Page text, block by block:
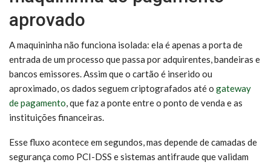
aprovado
A maquininha não funciona isolada: ela é apenas a porta de
entrada de um processo que passa por adquirentes, bandeiras e
bancos emissores. Assim que o cartão é inserido ou
aproximado, os dados seguem criptografados até o gateway
de pagamento, que faz a ponte entre o ponto de venda e as
instituições financeiras.
Esse fluxo acontece em segundos, mas depende de camadas de
segurança como PCI-DSS e sistemas antifraude que validam